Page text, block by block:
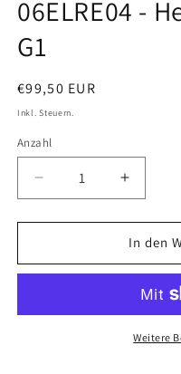
öffnen
06ELRE04 -
G1
Normaler
Preis
€99,50 EUR
Inkl. Steuern.
Anzahl
Verringere
die
Menge
06ELRE04
LaCornue
Erhöhe
die
Menge
für
G1
In den
Weitere